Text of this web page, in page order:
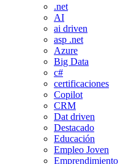
.net
AI
ai driven
asp .net
Azure
Big Data
c#
certificaciones
Copilot
CRM
Dat driven
Destacado
Educación
Empleo Joven
Emprendimiento